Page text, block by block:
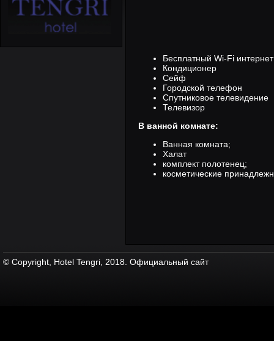
Бесплатный Wi-Fi интернет
Кондиционер
Сейф
Городской телефон
Спутниковое телевидение
Телевизор
В ванной комнате:
Ванная комната;
Халат
комплект полотенец;
косметические
© Copyright, Hotel Tengri, 2018. Официальный сайт